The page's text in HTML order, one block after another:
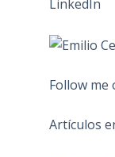
Follow me
Artículos